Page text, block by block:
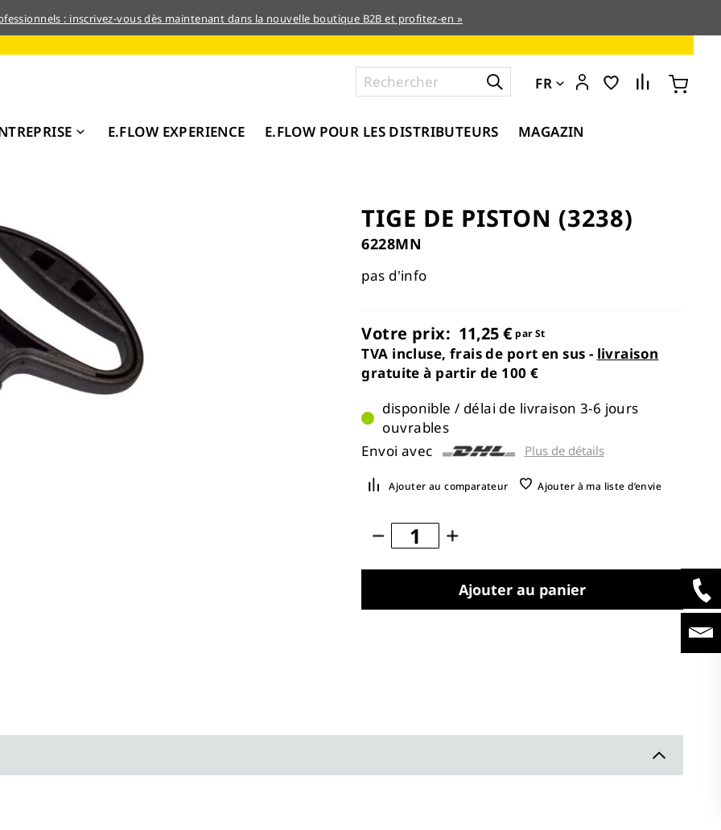
: inscrivez-vous dès maintenant dans la nouvelle boutique B2B et profitez-en »
FR
E.FLOW EXPERIENCE E.FLOW POUR LES DISTRIBUTEURS MAGAZIN
TIGE DE PISTON (3238)
6228MN
pas d'info
Votre prix: 11,25 € par St
TVA incluse, frais de port en sus - livraison
gratuite à partir de 100 €
disponible / délai de livraison 3-6 jours
ouvrables
Envoi avec
Plus de détails
Ajouter au comparateur Ajouter à ma liste d’envie
Ajouter au panier